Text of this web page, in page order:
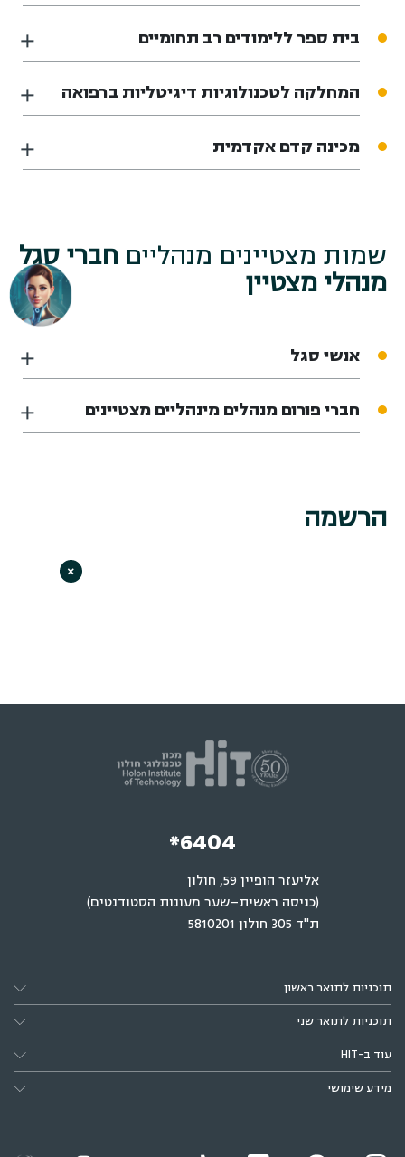
בית ספר ללימודים רב תחומיים
המחלקה לטכנולוגיות דיגיטליות ברפואה
מכינה קדם אקדמית
שמות מצטיינים מנהליים חברי סגל
מנהלי מצטיין
אנשי סגל
חברי פורום מנהלים מינהליים מצטיינים
הרשמה
*6404
אליעזר הופיין 59, חולון
(כניסה ראשית–שער מעונות הסטודנטים)
ת"ד 305 חולון 5810201
תוכניות לתואר ראשון
תוכניות לתואר שני
עוד ב-HIT
מידע שימושי
×